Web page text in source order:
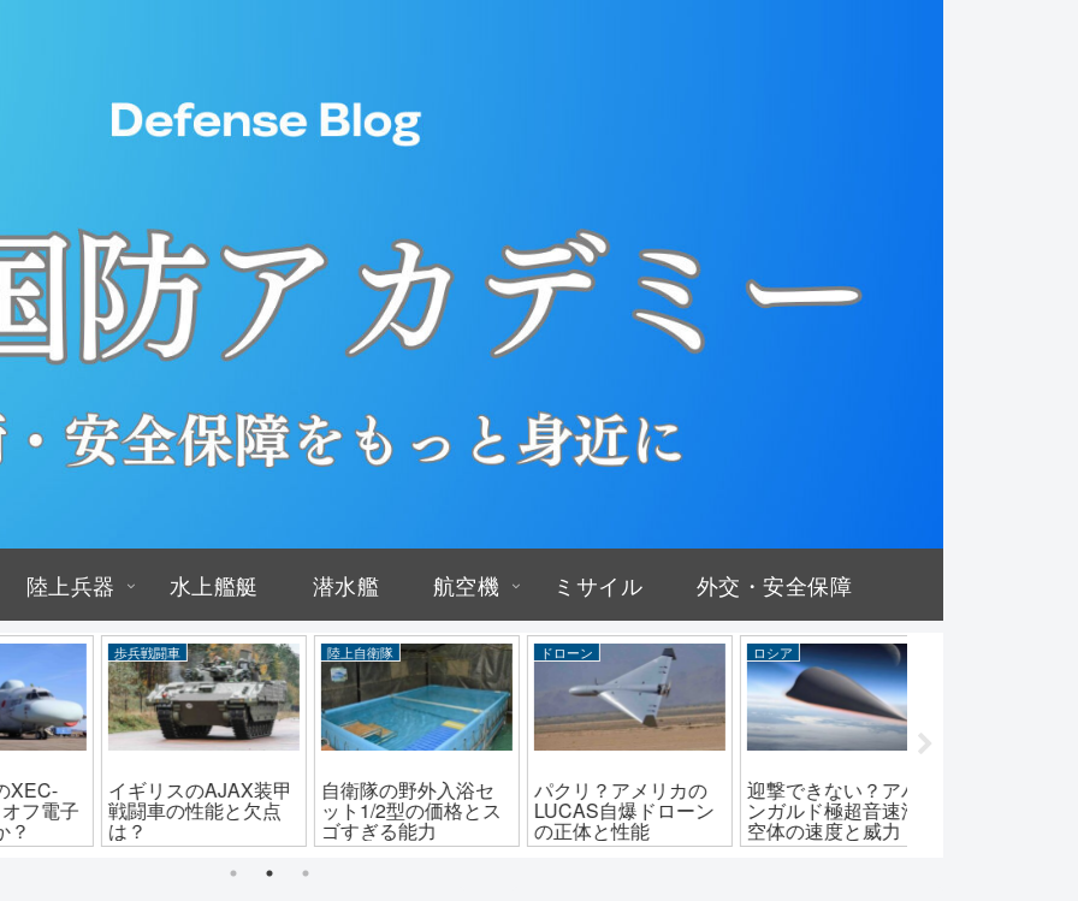
陸上兵器 水上艦艇 潜水艦 航空機 ミサイル 外交・安全保障
甲
点
陸上自衛隊
自衛隊の野外入浴セ
ット1/2型の価格とス
ゴすぎる能力
ドローン
パクリ？アメリカの
LUCAS自爆ドローン
の正体と性能
ロシア
迎撃できない？アバ
ンガルド極超音速滑
空体の速度と威力
陸上自衛隊
24式機動120mm迫撃
砲の性能とその威力